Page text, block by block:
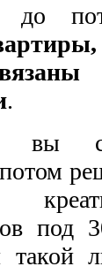
до
.
вы
под
такой